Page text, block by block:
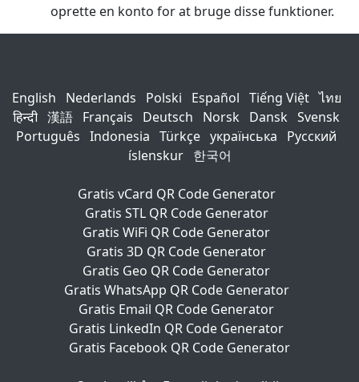
oprette en konto for at bruge disse funktioner.
English Nederlands Polski Español Tiếng Việt ไทย
हिन्दी 漢語 Français Deutsch Norsk Dansk Svensk
Português Indonesia Türkçe українська
Русский
íslenskur
한국어
Gratis vCard QR Code Generator
Gratis STL QR Code Generator
Gratis WiFi QR Code Generator
Gratis 3D QR Code Generator
Gratis Geo QR Code Generator
Gratis WhatsApp QR Code Generator
Gratis Email QR Code Generator
Gratis LinkedIn QR Code Generator
Gratis Facebook QR Code Generator